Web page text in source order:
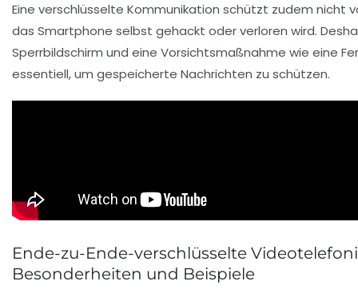
Eine verschlüsselte Kommunikation schützt zudem nicht
das Smartphone selbst gehackt oder verloren wird.
Sperrbildschirm und eine Vorsichtsmaßnahme wie eine
essentiell, um gespeicherte Nachrichten zu schützen.
Ende-zu-Ende-verschlüsselte
Besonderheiten und Beispiele